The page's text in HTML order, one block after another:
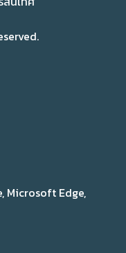
Microsoft Edge,